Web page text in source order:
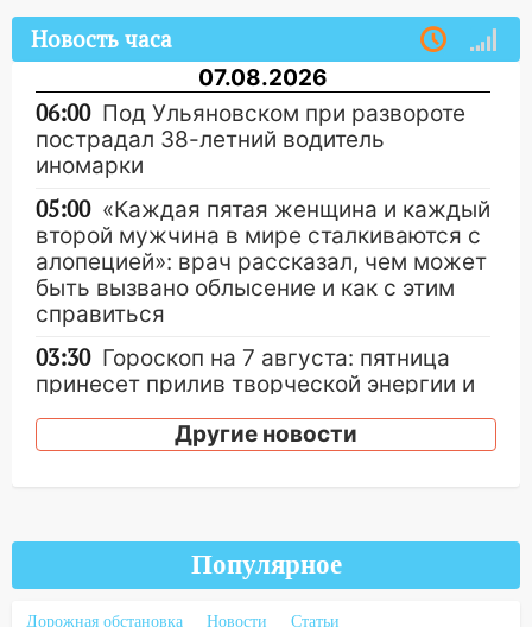
Новость часа
07.08.2026
06:00 Под Ульяновском при развороте
пострадал 38-летний водитель
иномарки
05:00 «Каждая пятая женщина и каждый
второй мужчина в мире сталкиваются с
алопецией»: врач рассказал, чем может
быть вызвано облысение и как с этим
справиться
03:30 Гороскоп на 7 августа: пятница
принесет прилив творческой энергии и
Ульяновской области
Ульяновцев приглашают на забег,
Другие новости
Популярное
Дорожная обстановка Новости
Статьи